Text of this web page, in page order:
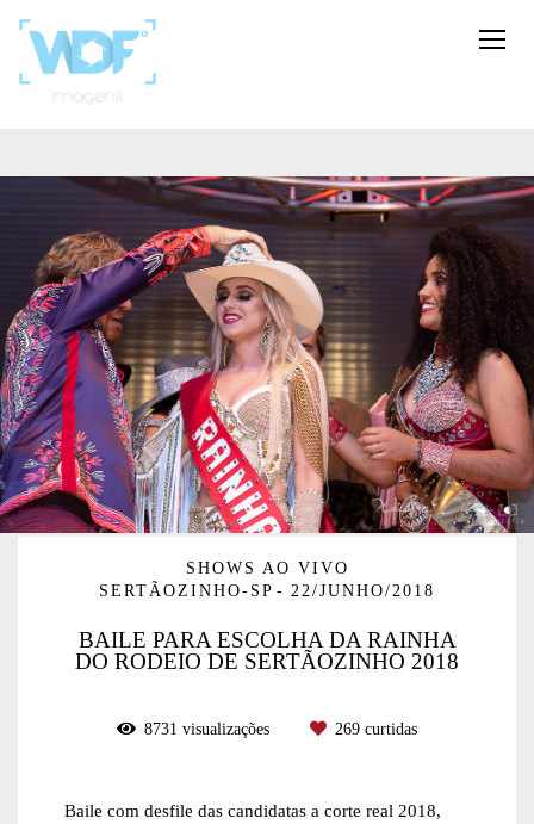
SHOWS AO VIVO
SERTÃOZINHO-SP
22/JUNHO/2018
BAILE PARA ESCOLHA DA RAINHA
DO RODEIO DE SERTÃOZINHO 2018
8731 visualizações 269 curtidas
Baile com desfile das candidatas a corte real 2018,